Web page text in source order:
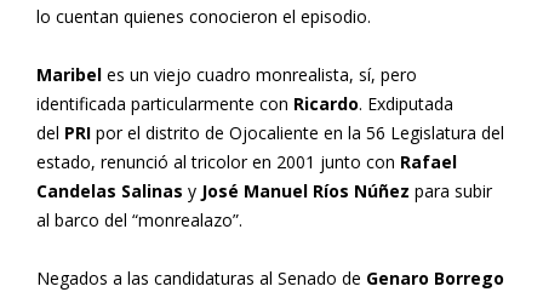
lo cuentan quienes conocieron el episodio.
Maribel es un viejo cuadro monrealista, sí, pero
identificada particularmente con Ricardo. Exdiputada
del PRI por el distrito de Ojocaliente en la 56 Legislatura del
estado, renunció al tricolor en 2001 junto con Rafael
Candelas Salinas y José Manuel Ríos Núñez para subir
al barco del “monrealazo”.
Negados a las candidaturas al Senado de Genaro Borrego